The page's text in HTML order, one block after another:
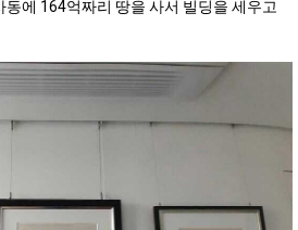
에 164억짜리 땅을 사서 빌딩을 세우고